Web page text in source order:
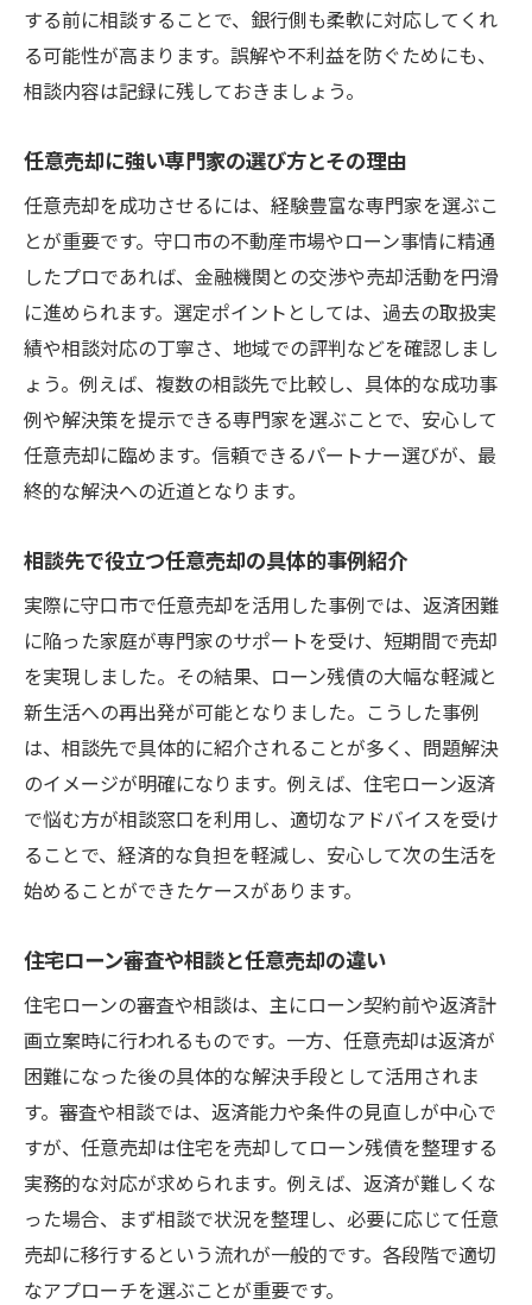
する前に相談することで、銀行側も柔軟に対応してくれ
る可能性が高まります。誤解や不利益を防ぐためにも、
相談内容は記録に残しておきましょう。
任意売却に強い専門家の選び方とその理由
任意売却を成功させるには、経験豊富な専門家を選ぶこ
とが重要です。守口市の不動産市場やローン事情に精通
したプロであれば、金融機関との交渉や売却活動を円滑
に進められます。選定ポイントとしては、過去の取扱実
績や相談対応の丁寧さ、地域での評判などを確認しまし
ょう。例えば、複数の相談先で比較し、具体的な成功事
例や解決策を提示できる専門家を選ぶことで、安心して
任意売却に臨めます。信頼できるパートナー選びが、最
終的な解決への近道となります。
相談先で役立つ任意売却の具体的事例紹介
実際に守口市で任意売却を活用した事例では、返済困難
に陥った家庭が専門家のサポートを受け、短期間で売却
を実現しました。その結果、ローン残債の大幅な軽減と
新生活への再出発が可能となりました。こうした事例
は、相談先で具体的に紹介されることが多く、問題解決
のイメージが明確になります。例えば、住宅ローン返済
で悩む方が相談窓口を利用し、適切なアドバイスを受け
ることで、経済的な負担を軽減し、安心して次の生活を
始めることができたケースがあります。
住宅ローン審査や相談と任意売却の違い
住宅ローンの審査や相談は、主にローン契約前や返済計
画立案時に行われるものです。一方、任意売却は返済が
困難になった後の具体的な解決手段として活用されま
す。審査や相談では、返済能力や条件の見直しが中心で
すが、任意売却は住宅を売却してローン残債を整理する
実務的な対応が求められます。例えば、返済が難しくな
った場合、まず相談で状況を整理し、必要に応じて任意
売却に移行するという流れが一般的です。各段階で適切
なアプローチを選ぶことが重要です。